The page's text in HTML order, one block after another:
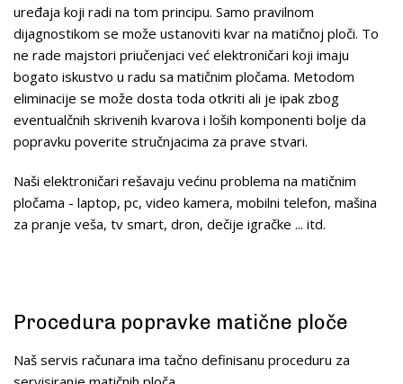
uređaja koji radi na tom principu. Samo pravilnom
dijagnostikom se može ustanoviti kvar na matičnoj ploči. To
ne rade majstori priučenjaci već elektroničari koji imaju
bogato iskustvo u radu sa matičnim pločama. Metodom
eliminacije se može dosta toda otkriti ali je ipak zbog
eventualčnih skrivenih kvarova i loših komponenti bolje da
popravku poverite stručnjacima za prave stvari.
Naši elektroničari rešavaju većinu problema na matičnim
pločama - laptop, pc, video kamera, mobilni telefon, mašina
za pranje veša, tv smart, dron, dečije igračke ... itd.
Procedura popravke matične ploče
Naš servis računara ima tačno definisanu proceduru za